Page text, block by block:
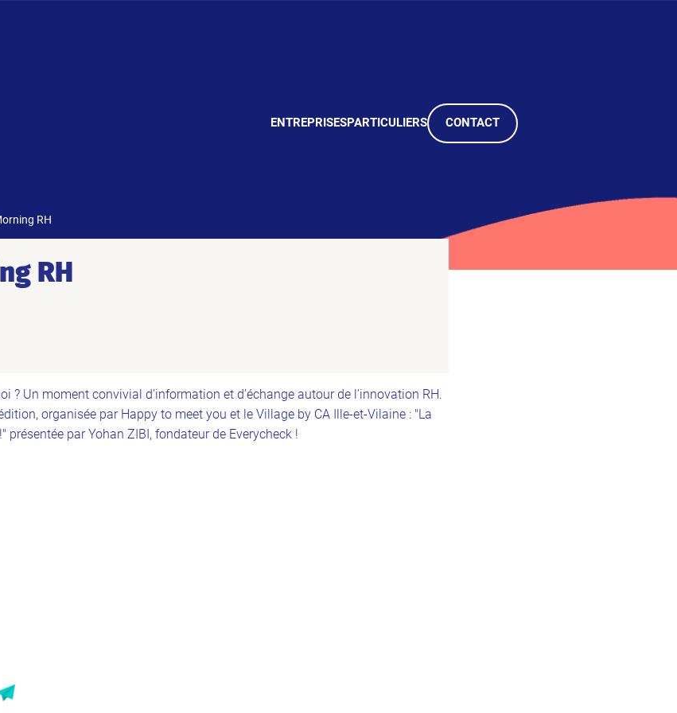
ENTREPRISESPARTICULIERS CONTACT
RH
RH
? Un moment convivial d’information et d’échange autour de l’innovation RH.
organisée par Happy to meet you et le Village by CA Ille-et-Vilaine : "La
présentée par Yohan ZIBI, fondateur de Everycheck !